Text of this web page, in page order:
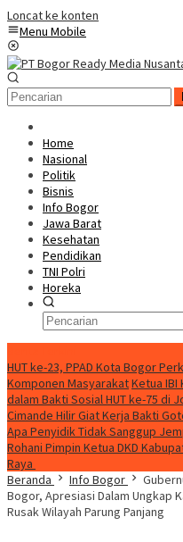
Loncat ke konten
Menu Mobile
Home
Nasional
Politik
Bisnis
Info Bogor
Jawa Barat
Kesehatan
Pendidikan
TNI Polri
Horeka
HUT ke-23, PPAD Kota Bogor
Komponen MasyarakatKetua IBI
dalam Bakti Sosial HUT ke-75 di
Cimande Hilir Giat Kerja Bakti
Apa Penyidik Tidak Sanggup
Rohani Pimpin Ketua DKD
Raya
Beranda
Info Bogor
Bogor, Apresiasi Dalam Ungkap
Rusak Wilayah Parung Panjang